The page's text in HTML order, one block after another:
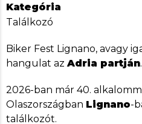
Kategória
Találkozó
Biker Fest Lignano, avagy
hangulat az Adria partján.
2026-ban már 40.
Olaszországban Lignano-
találkozót.